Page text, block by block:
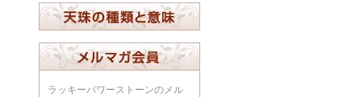
ラッキーパワーストーンのメル